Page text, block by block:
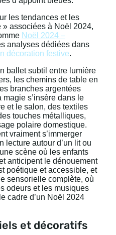
les tendances et les
associées à Noël 2024,
Noël 2024 –
analyses dédiées dans
décoration festive.
ballet subtil entre lumière
les chemins de table en
branches argentées
s’insère dans le
et le salon, des textiles
touches métalliques,
polaire domestique.
vraiment s’immerger
lecture autour d’un lit ou
scène où les enfants
anticipent le dénouement
poétique et accessible, et
sensorielle complète, où
odeurs et les musiques
cadre d’un Noël 2024
et décoratifs